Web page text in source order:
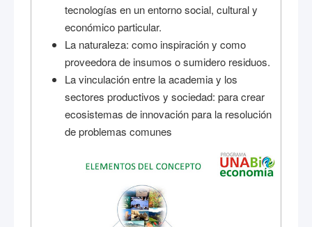
tecnologías en un entorno social, cultural y
económico particular.
La naturaleza: como inspiración y como
proveedora de insumos o sumidero residuos.
La vinculación entre la academia y los
sectores productivos y sociedad: para crear
ecosistemas de innovación para la resolución
de problemas comunes